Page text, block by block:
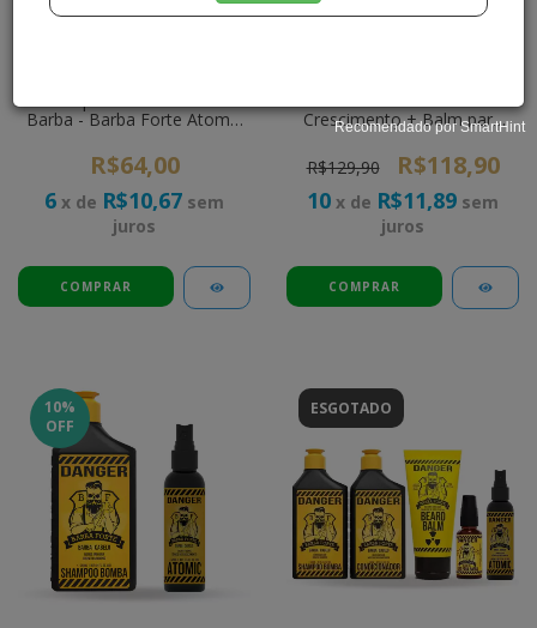
Barba - Barba Forte Atomic
R$64,00
6 x de R$10,67 sem
juros
Crescimento + Balm para
Barba + Óleo Danger
R$129,90
R$118,90
10 x de R$11,89 sem
juros
10%
OFF
ESGOTADO